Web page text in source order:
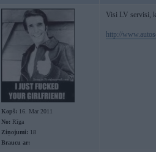
Kopš: 16. Mar 2011
No: Rīga
Ziņojumi: 18
Braucu ar:
Visi LV servisi,
http://